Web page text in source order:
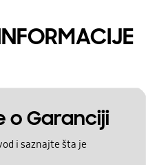
o Garanciji
i saznajte šta je